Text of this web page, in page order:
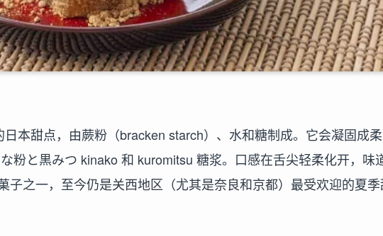
本甜点，由蕨粉（bracken starch）、水和糖制成。它会凝固成柔
粉と黒みつ kinako 和 kuromitsu 糖浆。口感在舌尖轻柔化开，味
子之一，至今仍是关西地区（尤其是奈良和京都）最受欢迎的夏